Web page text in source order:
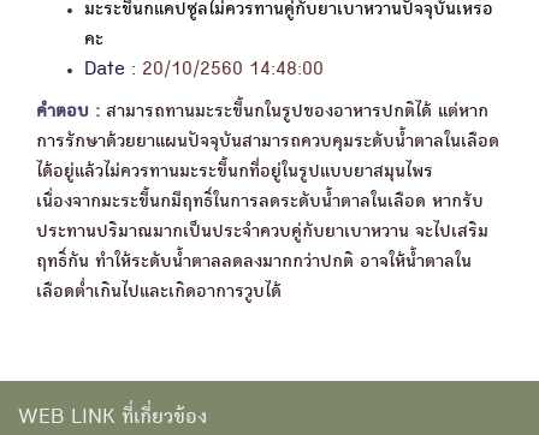
มะระขี้นกแคปซูลไม่ควรทานคู่กับยาเบาหวานปัจจุบันเหรอ
คะ
Date : 20/10/2560 14:48:00
คำตอบ : สามารถทานมะระขี้นกในรูปของอาหารปกติได้ แต่หาก
การรักษาด้วยยาแผนปัจจุบันสามารถควบคุมระดับน้ำตาลในเลือด
ได้อยู่แล้วไม่ควรทานมะระขี้นกที่อยู่ในรูปแบบยาสมุนไพร
เนื่องจากมะระขี้นกมีฤทธิ์ในการลดระดับน้ำตาลในเลือด หากรับ
ประทานปริมาณมากเป็นประจำควบคู่กับยาเบาหวาน จะไปเสริม
ฤทธิ์กัน ทำให้ระดับน้ำตาลลดลงมากกว่าปกติ อาจให้น้ำตาลใน
เลือดต่ำเกินไปและเกิดอาการวูบได้
WEB LINK ที่เกี่ยวข้อง